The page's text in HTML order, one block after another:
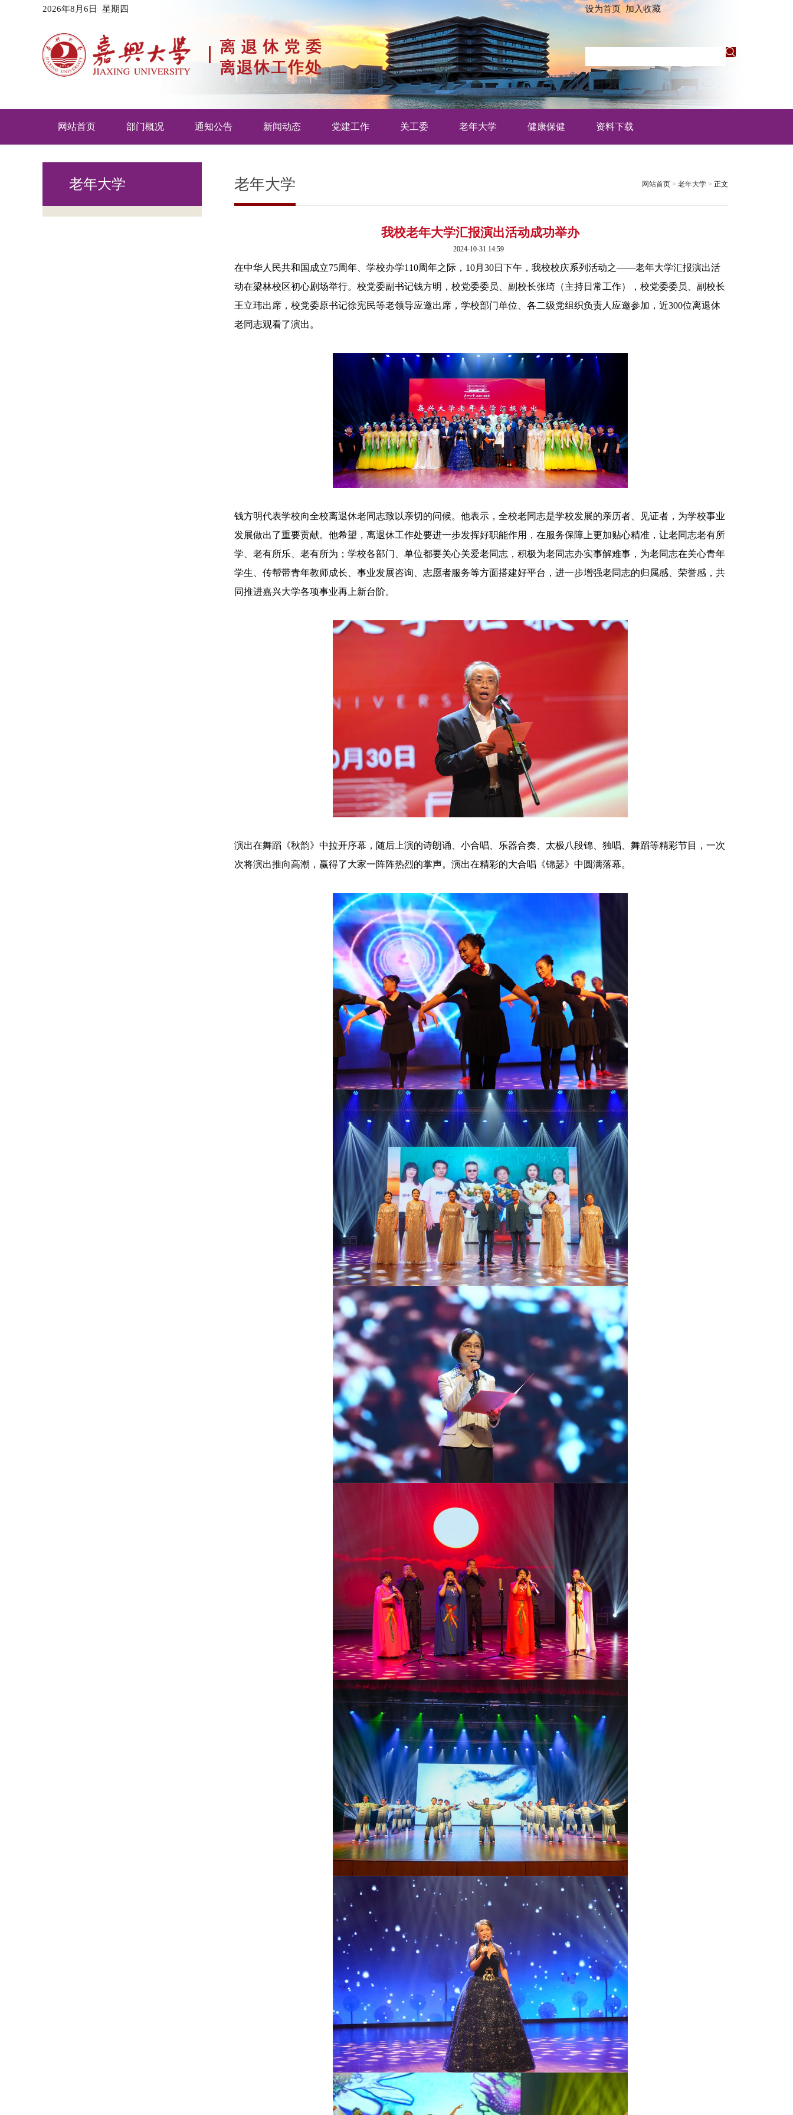
2026年8月6日 星期四 设为首页 加入收藏
网站首页 部门概况 通知公告 新闻动态 党建工作 关工委 老年大学 健康保健 资料下载
老年大学 老年大学 网站首页 > 老年大学 >正文
我校老年大学汇报演出活动成功举办
2024-10-31 14:59
在中华人民共和国成立75周年、学校办学110周年之际，10月30日下午，我校校庆系列活动之——老年大学汇报演出活
动在梁林校区初心剧场举行。校党委副书记钱方明，校党委委员、副校长张琦（主持日常工作），校党委委员、副校长
王立玮出席，校党委原书记徐宪民等老领导应邀出席，学校部门单位、各二级党组织负责人应邀参加，近300位离退休
老同志观看了演出。
钱方明代表学校向全校离退休老同志致以亲切的问候。他表示，全校老同志是学校发展的亲历者、见证者，为学校事业
发展做出了重要贡献。他希望，离退休工作处要进一步发挥好职能作用，在服务保障上更加贴心精准，让老同志老有所
学、老有所乐、老有所为；学校各部门、单位都要关心关爱老同志，积极为老同志办实事解难事，为老同志在关心青年
学生、传帮带青年教师成长、事业发展咨询、志愿者服务等方面搭建好平台，进一步增强老同志的归属感、荣誉感，共
同推进嘉兴大学各项事业再上新台阶。
演出在舞蹈《秋韵》中拉开序幕，随后上演的诗朗诵、小合唱、乐器合奏、太极八段锦、独唱、舞蹈等精彩节目，一次
次将演出推向高潮，赢得了大家一阵阵热烈的掌声。演出在精彩的大合唱《锦瑟》中圆满落幕。